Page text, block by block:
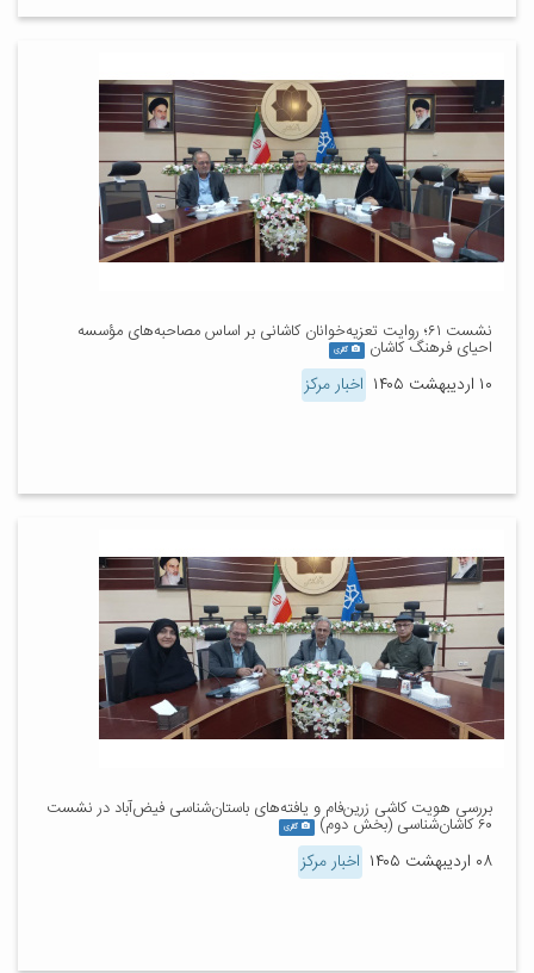
نشست ۶۱؛ روایت تعزیه‌خوانان کاشانی بر اساس مصاحبه‌های مؤسسه
احیای فرهنگ کاشان گالری
۱۰ اردیبهشت ۱۴۰۵ اخبار مرکز
بررسی هویت کاشی زرین‌فام و یافته‌های باستان‌شناسی فیض‌آباد در نشست
۶۰ کاشان‌شناسی (بخش دوم) گالری
۰۸ اردیبهشت ۱۴۰۵ اخبار مرکز